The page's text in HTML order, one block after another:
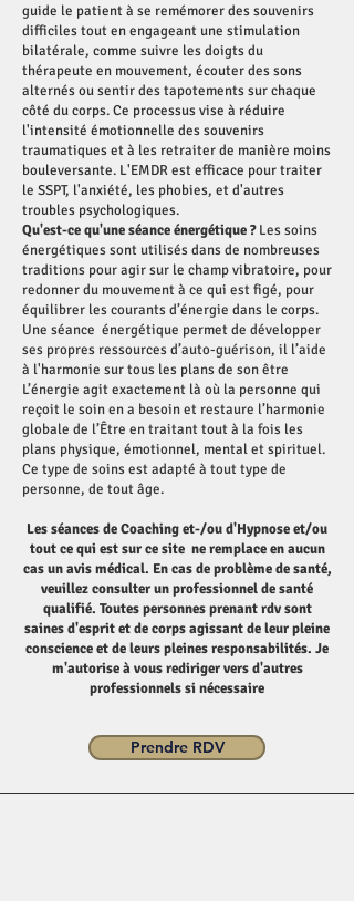
guide le patient à se remémorer des souvenirs
difficiles tout en engageant une stimulation
bilatérale, comme suivre les doigts du
thérapeute en mouvement, écouter des sons
alternés ou sentir des tapotements sur chaque
côté du corps. Ce processus vise à réduire
l'intensité émotionnelle des souvenirs
traumatiques et à les retraiter de manière moins
bouleversante. L'EMDR est efficace pour traiter
le SSPT, l'anxiété, les phobies, et d'autres
troubles psychologiques.
Qu'est-ce qu'une séance énergétique ?Les soins
énergétiques sont utilisés dans de nombreuses
traditions pour agir sur le champ vibratoire, pour
redonner du mouvement à ce qui est figé, pour
équilibrer les courants d’énergie dans le corps.
Une séance énergétique permet de développer
ses propres ressources d’auto-guérison, il l’aide
à l'harmonie sur tous les plans de son être
L’énergie agit exactement là où la personne qui
reçoit le soin en a besoin et restaure l’harmonie
globale de l’Être en traitant tout à la fois les
plans physique, émotionnel, mental et spirituel.
Ce type de soins est adapté à tout type de
personne, de tout âge.
Les séances de Coaching et-/ou d'Hypnose et/ou
tout ce qui est sur ce site ne remplace en aucun
cas un avis médical. En cas de problème de santé,
veuillez consulter un professionnel de santé
qualifié. Toutes personnes prenant rdv sont
saines d'esprit et de corps agissant de leur pleine
conscience et de leurs pleines responsabilités. Je
m'autorise à vous rediriger vers d'autres
professionnels si nécessaire
Prendre RDV